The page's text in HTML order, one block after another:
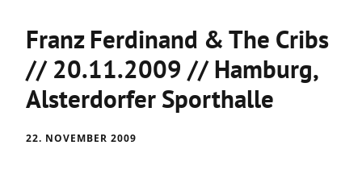
Franz Ferdinand & The Cribs
// 20.11.2009 // Hamburg,
Alsterdorfer Sporthalle
22. NOVEMBER 2009